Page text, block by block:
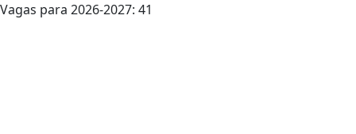
Vagas para 2026-2027: 41